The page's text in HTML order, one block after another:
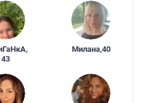
,
43
Милана,40